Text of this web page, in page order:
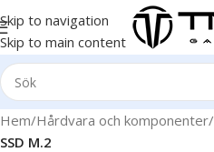
Skip to navigation
Skip to main content
Hem/Hårdvara och komponenter/
SSD M.2